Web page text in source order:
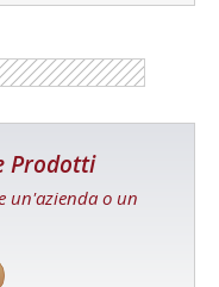
Prodotti
un'azienda o un